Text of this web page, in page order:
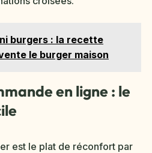
burgers : la recette
le burger maison
en ligne : le
est le plat de réconfort par